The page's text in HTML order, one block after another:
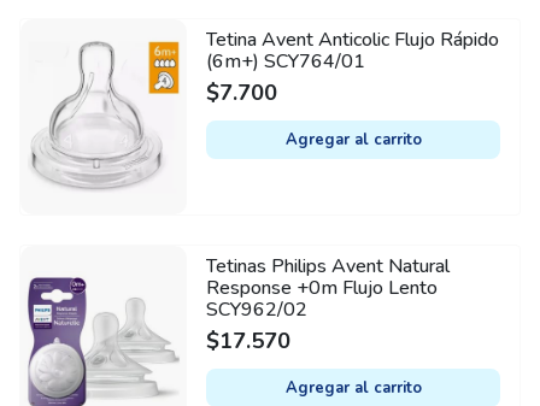
Tetina Avent Anticolic Flujo Rápido
(6m+) SCY764/01
$7.700
Agregar al carrito
Tetinas Philips Avent Natural
Response +0m Flujo Lento
SCY962/02
$17.570
Agregar al carrito